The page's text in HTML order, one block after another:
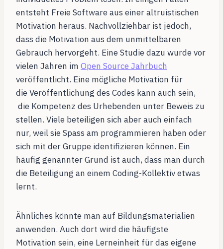
entsteht Freie Software aus einer altruistischen
Motivation heraus. Nachvollziehbar ist jedoch,
dass die Motivation aus dem unmittelbaren
Gebrauch hervorgeht. Eine Studie dazu wurde vor
vielen Jahren im Open Source Jahrbuch
veröffentlicht. Eine mögliche Motivation für
dieVeröffentlichung des Codes kann auch sein,
die Kompetenz des Urhebenden unter Beweis zu
stellen. Viele beteiligen sich aber auch einfach
nur, weil sie Spass am programmieren haben oder
sich mit der Gruppe identifizieren können. Ein
häufig genannter Grund ist auch, dass man durch
die Beteiligung an einem Coding-Kollektiv etwas
lernt.
Ähnliches könnte man auf Bildungsmaterialien
anwenden. Auch dort wird die häufigste
Motivation sein, eine Lerneinheit für das eigene